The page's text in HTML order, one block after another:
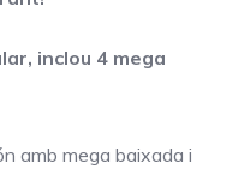
inclou 4 mega
amb mega baixada i